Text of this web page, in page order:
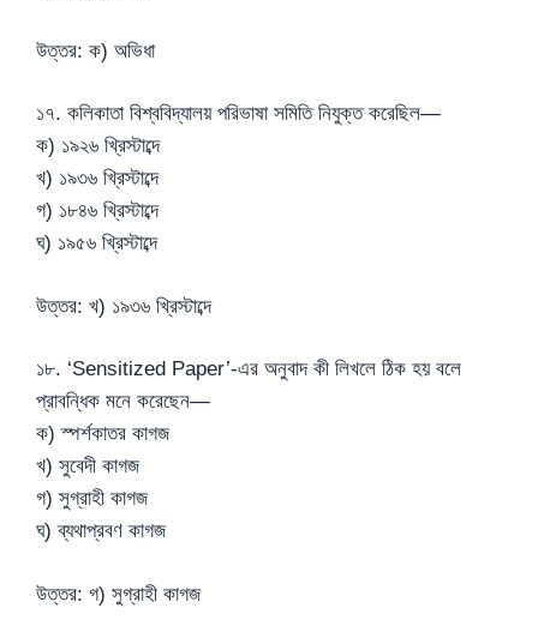
উত্তর: ক) অভিধা
১৭. কলিকাতা বিশ্ববিদ্যালয় পরিভাষা সমিতি নিযুক্ত করেছিল—
ক) ১৯২৬ খ্রিস্টাব্দে
খ) ১৯৩৬ খ্রিস্টাব্দে
গ) ১৮৪৬ খ্রিস্টাব্দে
ঘ) ১৯৫৬ খ্রিস্টাব্দে
উত্তর: খ) ১৯৩৬ খ্রিস্টাব্দে
১৮. ‘Sensitized Paper’-এর অনুবাদ কী লিখলে ঠিক হয় বলে
প্রাবন্ধিক মনে করেছেন—
ক) স্পর্শকাতর কাগজ
খ) সুবেদী কাগজ
গ) সুগ্রাহী কাগজ
ঘ) ব্যথাপ্রবণ কাগজ
উত্তর: গ) সুগ্রাহী কাগজ